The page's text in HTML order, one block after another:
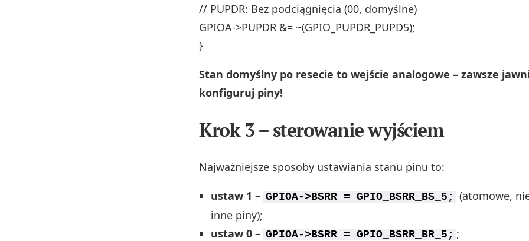
// PUPDR: Bez podciągnięcia (00, domyślne)
GPIOA->PUPDR &= ~(GPIO_PUPDR_PUPD5);
}
Stan domyślny po resecie to wejście analogowe – zawsze
konfiguruj piny!
Krok 3 – sterowanie wyjściem
Najważniejsze sposoby ustawiania stanu pinu to:
ustaw 1 – GPIOA->BSRR = GPIO_BSRR_BS_5;
(atomowe,
inne piny);
ustaw 0 – GPIOA->BSRR = GPIO_BSRR_BR_5; ;